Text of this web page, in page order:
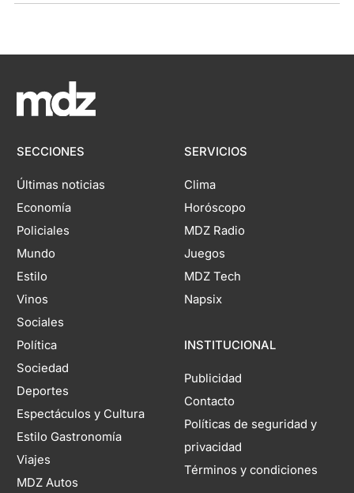
SECCIONES
Últimas noticias
Economía
Policiales
Mundo
Estilo
Vinos
Sociales
Política
Sociedad
Deportes
Espectáculos y Cultura
Estilo Gastronomía
Viajes
MDZ Autos
SERVICIOS
Clima
Horóscopo
MDZ Radio
Juegos
MDZ Tech
Napsix
INSTITUCIONAL
Publicidad
Contacto
Políticas de seguridad y
privacidad
Términos y condiciones